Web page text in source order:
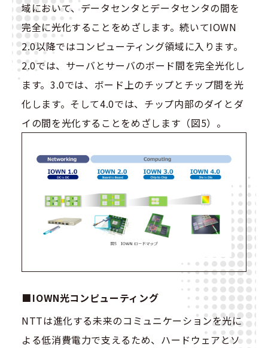
域において、データセンタとデータセンタの間を
完全に光化することをめざします。続いてIOWN
2.0以降ではコンピューティング領域に入ります。
2.0では、サーバとサーバのボード間を完全光化し
ます。3.0では、ボード上のチップとチップ間を光
化します。そして4.0では、チップ内部のダイとダ
イの間を光化することをめざします（図5）。
IOWN光コンピューティング
NTTは進化する未来のコミュニケーションを光に
よる低消費電力で支えるため、ハードウェアとソ